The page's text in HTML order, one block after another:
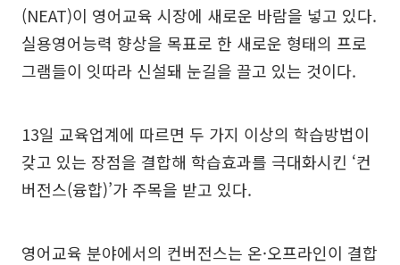
(NEAT)이 영어교육 시장에 새로운 바람을 넣고 있다.
실용영어능력 향상을 목표로 한 새로운 형태의 프로
그램들이 잇따라 신설돼 눈길을 끌고 있는 것이다.
13일 교육업계에 따르면 두 가지 이상의 학습방법이
갖고 있는 장점을 결합해 학습효과를 극대화시킨 ‘컨
버전스(융합)’가 주목을 받고 있다.
영어교육 분야에서의 컨버전스는 온·오프라인이 결합